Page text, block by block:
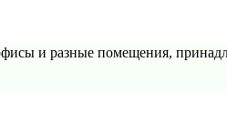
и разные помещения,